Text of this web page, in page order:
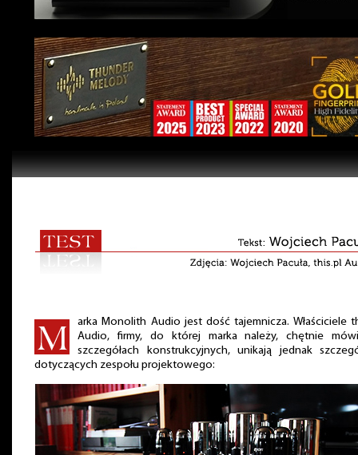
arka Monolith Audio jest dość tajemnicza. Właściciele
Audio, firmy, do której marka należy, chętnie
szczegółach konstrukcyjnych, unikają jednak
dotyczących zespołu projektowego: